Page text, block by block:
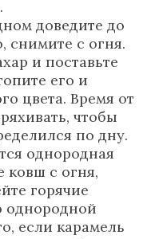
доведите до
снимите с огня.
и поставьте
его и
цвета. Время от
чтобы
по дну.
однородная
ковш с огня,
горячие
однородной
если карамель